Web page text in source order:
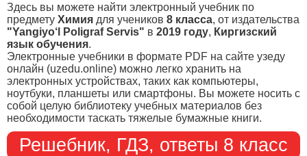
Здесь вы можете найти электронный учебник по
предмету Химия для учеников 8 класса, от издательства
"Yangiyo‘l Poligraf Servis" в 2019 году, Киргизский
язык обучения.
Электронные учебники в формате PDF на сайте узеду
онлайн (uzedu.online) можно легко хранить на
электронных устройствах, таких как компьютеры,
ноутбуки, планшеты или смартфоны. Вы можете носить с
собой целую библиотеку учебных материалов без
необходимости таскать тяжелые бумажные книги.
Решебник, ГДЗ, ответы 8 класс